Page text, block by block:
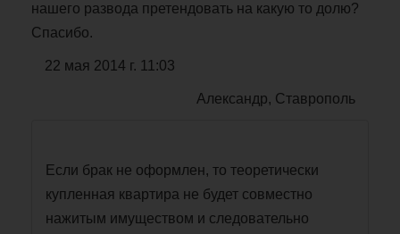
нашего развода претендовать на какую то долю?
Спасибо.
22 мая 2014 г. 11:03
Александр, Ставрополь
Если брак не оформлен, то теоретически
купленная квартира не будет совместно
нажитым имуществом и следовательно